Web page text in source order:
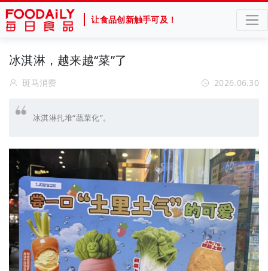
让食品创新触手可及！
冰淇淋，越来越“菜”了
斑马消费 2026.06.30
冰淇淋扎堆“蔬菜化”。